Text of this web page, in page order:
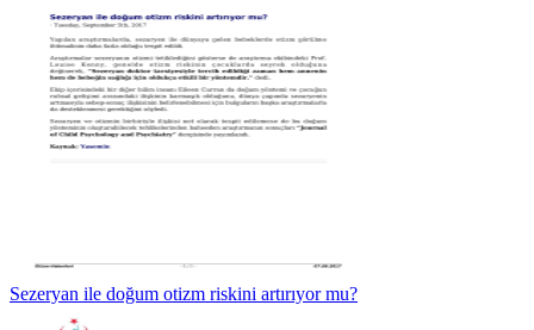
Sezeryan ile doğum otizm riskini artırıyor mu?